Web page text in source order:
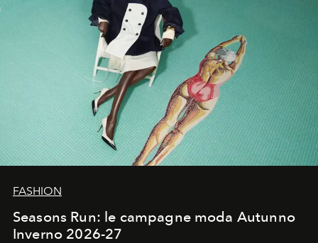
FASHION
Seasons Run: le campagne moda Autunno
Inverno 2026-27